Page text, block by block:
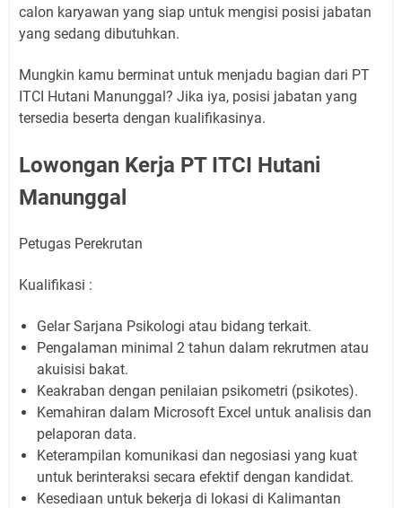
calon karyawan yang siap untuk mengisi posisi jabatan
yang sedang dibutuhkan.
Mungkin kamu berminat untuk menjadu bagian dari PT
ITCI Hutani Manunggal? Jika iya, posisi jabatan yang
tersedia beserta dengan kualifikasinya.
Lowongan Kerja PT ITCI Hutani
Manunggal
Petugas Perekrutan
Kualifikasi :
Gelar Sarjana Psikologi atau bidang terkait.
Pengalaman minimal 2 tahun dalam rekrutmen atau
akuisisi bakat.
Keakraban dengan penilaian psikometri (psikotes).
Kemahiran dalam Microsoft Excel untuk analisis dan
pelaporan data.
Keterampilan komunikasi dan negosiasi yang kuat
untuk berinteraksi secara efektif dengan kandidat.
Kesediaan untuk bekerja di lokasi di Kalimantan